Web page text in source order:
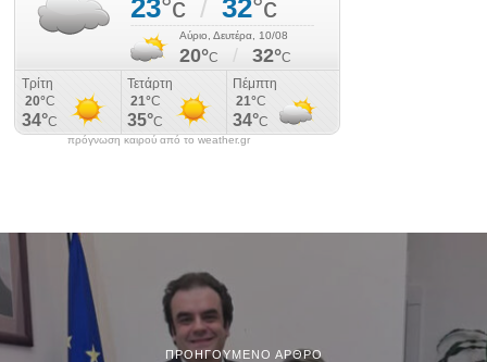
πρόγνωση καιρού από το weather.gr
ΠΡΟΗΓΟΎΜΕΝΟ ΆΡΘΡΟ